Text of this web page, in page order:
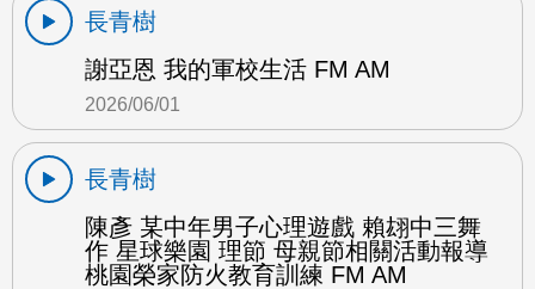
長青樹
謝亞恩 我的軍校生活 FM AM
2026/06/01
長青樹
陳彥 某中年男子心理遊戲 賴翃中三舞
作 星球樂園 理節 母親節相關活動報導
桃園榮家防火教育訓練 FM AM